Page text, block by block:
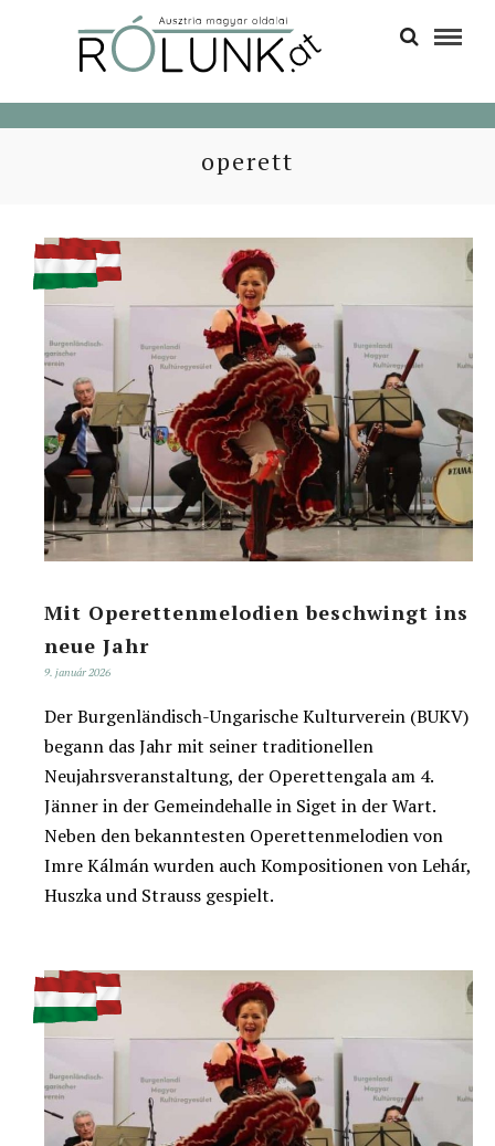
operett
Mit Operettenmelodien beschwingt ins
neue Jahr
9. január 2026
Der Burgenländisch-Ungarische Kulturverein (BUKV)
begann das Jahr mit seiner traditionellen
Neujahrsveranstaltung, der Operettengala am 4.
Jänner in der Gemeindehalle in Siget in der Wart.
Neben den bekanntesten Operettenmelodien von
Imre Kálmán wurden auch Kompositionen von Lehár,
Huszka und Strauss gespielt.